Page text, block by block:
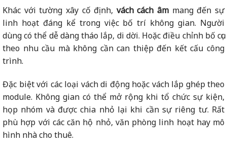
Khác với tường xây cố định, vách cách âm mang đến sự
linh hoạt đáng kể trong việc bố trí không gian. Người
dùng có thể dễ dàng tháo lắp, di dời. Hoặc điều chỉnh bố cục
theo nhu cầu mà không cần can thiệp đến kết cấu công
trình.
Đặc biệt với các loại vách di động hoặc vách lắp ghép theo
module. Không gian có thể mở rộng khi tổ chức sự kiện,
họp nhóm và được chia nhỏ lại khi cần sự riêng tư. Rất
phù hợp với các căn hộ nhỏ, văn phòng linh hoạt hay mô
hình nhà cho thuê.